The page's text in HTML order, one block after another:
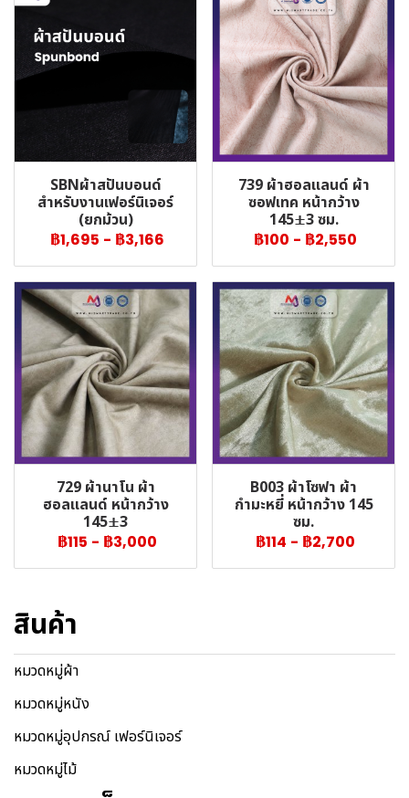
SBNผ้าสปันบอนด์
สำหรับงานเฟอร์นิเจอร์
(ยกม้วน)
฿1,695 - ฿3,166
739 ผ้าฮอลแลนด์ ผ้า
ซอฟเทค หน้ากว้าง
145±3 ซม.
฿100 - ฿2,550
729 ผ้านาโน ผ้า
ฮอลแลนด์ หน้ากว้าง
145±3
฿115 - ฿3,000
B003 ผ้าโซฟา ผ้า
กำมะหยี่ หน้ากว้าง 145
ซม.
฿114 - ฿2,700
สินค้า
หมวดหมู่ผ้า
หมวดหมู่หนัง
หมวดหมู่อุปกรณ์ เฟอร์นิเจอร์
หมวดหมู่ไม้